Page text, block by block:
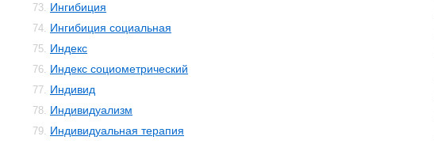
73. Ингибиция
74. Ингибиция социальная
75. Индекс
76. Индекс социометрический
77. Индивид
78. Индивидуализм
79. Индивидуальная терапия